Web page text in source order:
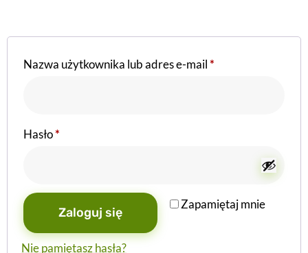
Nazwa użytkownika lub adres e-mail*
Hasło*
Zapamiętaj mnie
Zaloguj się
Nie pamiętasz hasła?